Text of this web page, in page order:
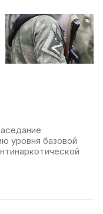
уровня базовой